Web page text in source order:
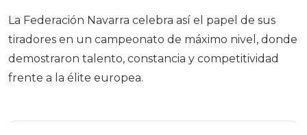
La Federación Navarra celebra así el papel de sus
tiradores en un campeonato de máximo nivel, donde
demostraron talento, constancia y competitividad
frente a la élite europea.